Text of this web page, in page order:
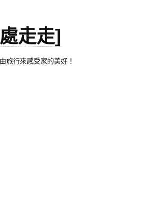
走走]
旅行來感受家的美好！